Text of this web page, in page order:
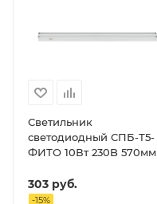
Светильник
светодиодный СПБ-Т5-
ФИТО 10Вт 230B 570мм
303 руб.
-15%